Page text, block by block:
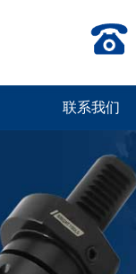
联系我们